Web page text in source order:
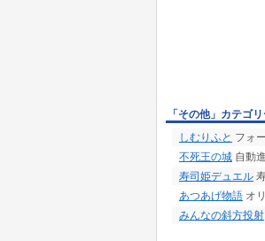
「その他」カテゴ
しむりふと フォ
不死王の城 自動
寿司姫デュエル
あつあげ物語 オ
みんなの斜方投射